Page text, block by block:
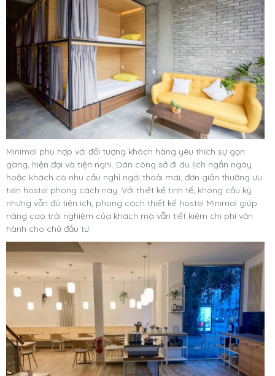
Minimal phù hợp với đối tượng khách hàng yêu thích sự gọn
gàng, hiện đại và tiện nghi. Dân công sở đi du lịch ngắn ngày
hoặc khách có nhu cầu nghỉ ngơi thoải mái, đơn giản thường ưu
tiên hostel phong cách này. Với thiết kế tinh tế, không cầu kỳ
nhưng vẫn đủ tiện ích, phong cách thiết kế hostel Minimal giúp
nâng cao trải nghiệm của khách mà vẫn tiết kiệm chi phí vận
hành cho chủ đầu tư.